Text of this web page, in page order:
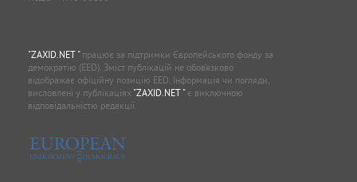
"ZAXID.NET "працює за підтримки Європейського фонду за
демократію (EED). Зміст публікацій не обов’язково
відображає офіційну позицію EED. Інформація чи погляди,
висловлені у публікаціях "ZAXID.NET "є виключною
відповідальністю редакції.